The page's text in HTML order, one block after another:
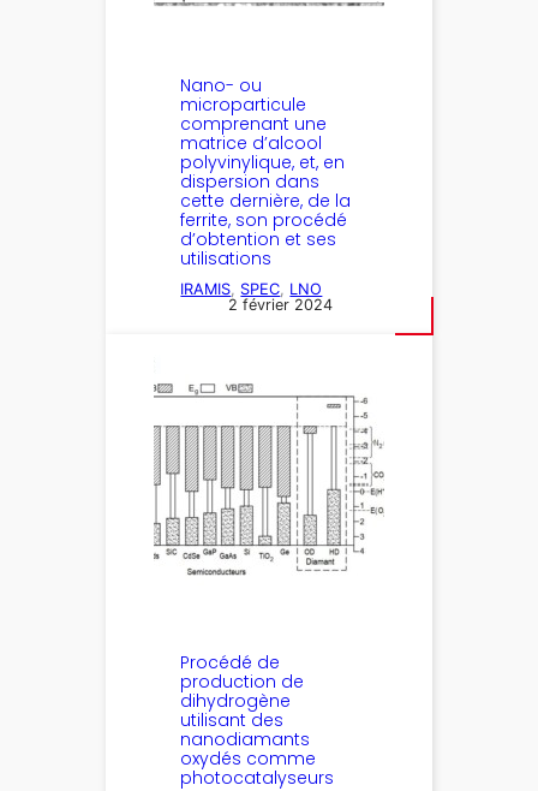
Nano- ou
microparticule
comprenant une
matrice d’alcool
polyvinylique, et, en
dispersion dans
cette dernière, de la
ferrite, son procédé
d’obtention et ses
utilisations
IRAMIS SPEC LNO
2 février 2024
Procédé de
production de
dihydrogène
utilisant des
nanodiamants
oxydés comme
photocatalyseurs